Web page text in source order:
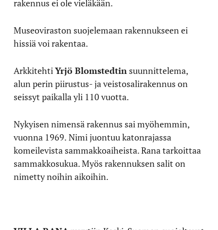
rakennus ei ole vieläkään.
Museoviraston suojelemaan rakennukseen ei
hissiä voi rakentaa.
ArkkitehtiYrjö Blomstedtin suunnittelema,
alun perin piirustus- ja veistosalirakennus on
seissyt paikalla yli 110 vuotta.
Nykyisen nimensä rakennus sai myöhemmin,
vuonna 1969. Nimi juontuu katonrajassa
komeilevista sammakkoaiheista. Rana tarkoittaa
sammakkosukua. Myös rakennuksen salit on
nimetty noihin aikoihin.